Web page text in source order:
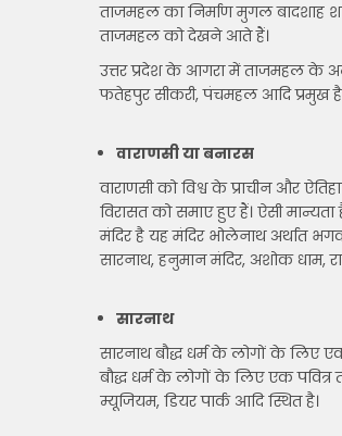
ताजमहल का निर्माण मुगल बादशाह
ताजमहल को देखने आते हैं।
उत्तर प्रदेश के आगरा में ताजमहल के
फतेहपुर सीकरी, पंचमहल आदि प्रमुख
वाराणसी या बनारस
वाराणसी को विश्व के प्राचीन और
विरासत को समाए हुए हैं। ऐसी मान्यता
मंदिर है यह मंदिर भोलेनाथ अर्थात
सारनाथ, हनुमान मंदिर, अशोक धाम,
सारनाथ
सारनाथ बौद्ध धर्म के लोगों के लिए
बौद्ध धर्म के लोगों के लिए एक पवित्र
म्यूजियम, डियर पार्क आदि स्थित है।